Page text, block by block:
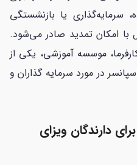
سرمایه‌گذاری یا بازنشستگی
معمولاً برای 1 تا 10 سال با امکان تمدید صادر می‌شود.
موسسه آموزشی، یکی از
در مورد سرمایه گذاران و
دارندگان ویزای